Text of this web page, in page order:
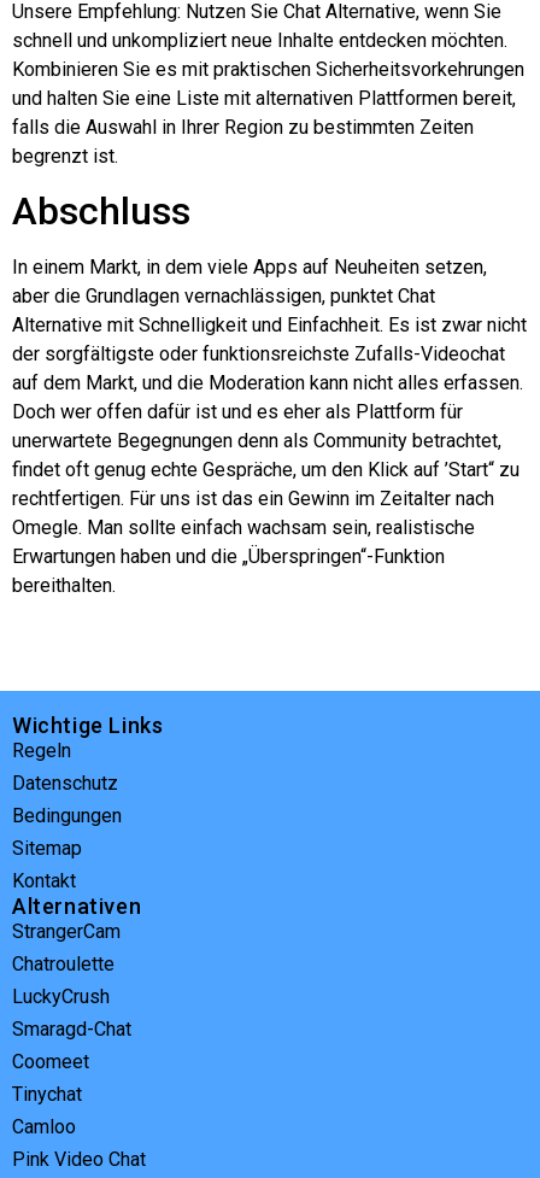
Unsere Empfehlung: Nutzen Sie Chat Alternative, wenn Sie
schnell und unkompliziert neue Inhalte entdecken möchten.
Kombinieren Sie es mit praktischen Sicherheitsvorkehrungen
und halten Sie eine Liste mit alternativen Plattformen bereit,
falls die Auswahl in Ihrer Region zu bestimmten Zeiten
begrenzt ist.
Abschluss
In einem Markt, in dem viele Apps auf Neuheiten setzen,
aber die Grundlagen vernachlässigen, punktet Chat
Alternative mit Schnelligkeit und Einfachheit. Es ist zwar nicht
der sorgfältigste oder funktionsreichste Zufalls-Videochat
auf dem Markt, und die Moderation kann nicht alles erfassen.
Doch wer offen dafür ist und es eher als Plattform für
unerwartete Begegnungen denn als Community betrachtet,
findet oft genug echte Gespräche, um den Klick auf ’Start“ zu
rechtfertigen. Für uns ist das ein Gewinn im Zeitalter nach
Omegle. Man sollte einfach wachsam sein, realistische
Erwartungen haben und die „Überspringen“-Funktion
bereithalten.
Wichtige Links
Regeln
Datenschutz
Bedingungen
Sitemap
Kontakt
Alternativen
StrangerCam
Chatroulette
LuckyCrush
Smaragd-Chat
Coomeet
Tinychat
Camloo
Pink Video Chat